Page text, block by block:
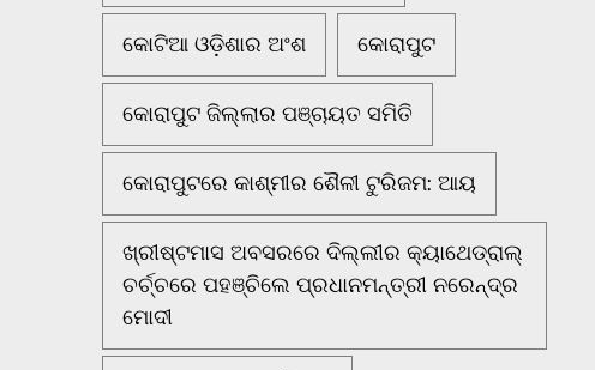
କୋଟିଆ ଓଡ଼ିଶାର ଅଂଶ କୋରାପୁଟ
କୋରାପୁଟ ଜିଲ୍ଲାର ପଞ୍ଚାୟତ ସମିତି
କୋରାପୁଟରେ କାଶ୍ମୀର ଶୈଳୀ ଟୁରିଜମ: ଆୟ
ଖ୍ରୀଷ୍ଟମାସ ଅବସରରେ ଦିଲ୍ଲୀର କ୍ୟାଥେଡ୍ରାଲ୍
ଚର୍ଚ୍ଚରେ ପହଞ୍ଚିଲେ ପ୍ରଧାନମନ୍ତ୍ରୀ ନରେନ୍ଦ୍ର
ମୋଦୀ